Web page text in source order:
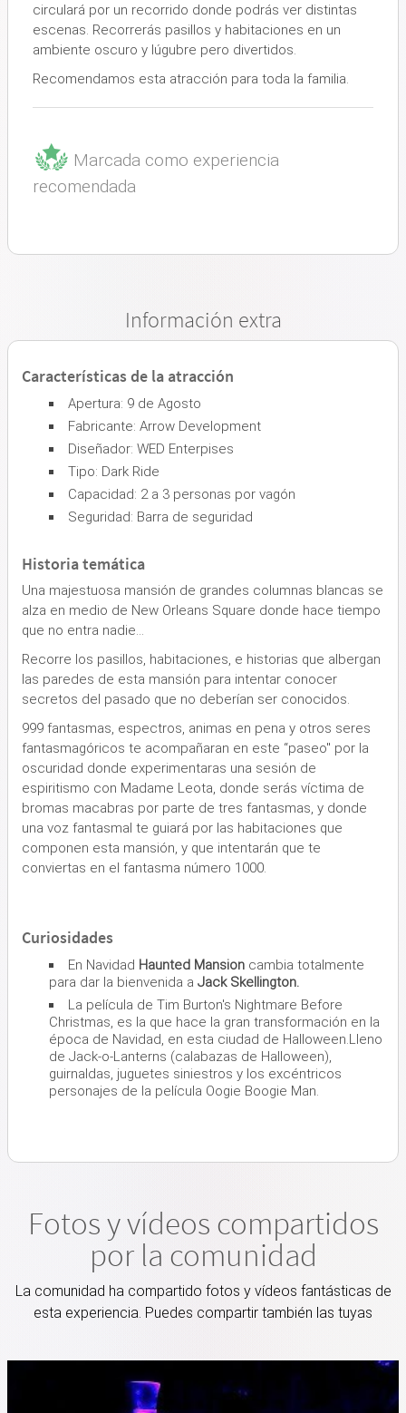
circulará por un recorrido donde podrás ver distintas
escenas. Recorrerás pasillos y habitaciones en un
ambiente oscuro y lúgubre pero divertidos.
Recomendamos esta atracción para toda la familia.
Marcada como experiencia
recomendada
Información extra
Características de la atracción
Apertura: 9 de Agosto
Fabricante: Arrow Development
Diseñador: WED Enterpises
Tipo: Dark Ride
Capacidad: 2 a 3 personas por vagón
Seguridad: Barra de seguridad
Historia temática
Una majestuosa mansión de grandes columnas blancas se
alza en medio de New Orleans Square donde hace tiempo
que no entra nadie…
Recorre los pasillos, habitaciones, e historias que albergan
las paredes de esta mansión para intentar conocer
secretos del pasado que no deberían ser conocidos.
999 fantasmas, espectros, animas en pena y otros seres
fantasmagóricos te acompañaran en este “paseo" por la
oscuridad donde experimentaras una sesión de
espiritismo con Madame Leota, donde serás víctima de
bromas macabras por parte de tres fantasmas, y donde
una voz fantasmal te guiará por las habitaciones que
componen esta mansión, y que intentarán que te
conviertas en el fantasma número 1000.
Curiosidades
En Navidad Haunted Mansion cambia totalmente
para dar la bienvenida a Jack Skellington.
La película de Tim Burton's Nightmare Before
Christmas, es la que hace la gran transformación en la
época de Navidad, en esta ciudad de Halloween.Lleno
de Jack-o-Lanterns (calabazas de Halloween),
guirnaldas, juguetes siniestros y los excéntricos
personajes de la película Oogie Boogie Man.
Fotos y vídeos compartidos
por la comunidad
La comunidad ha compartido fotos y vídeos fantásticas de
esta experiencia. Puedes compartir también las tuyas